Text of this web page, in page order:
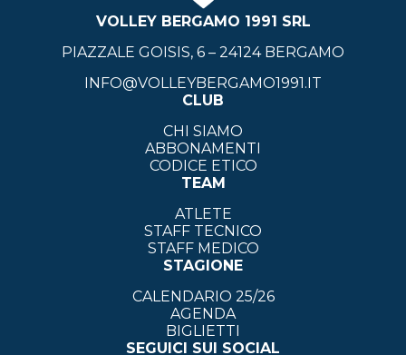
VOLLEY BERGAMO 1991 SRL
PIAZZALE GOISIS, 6 – 24124 BERGAMO
INFO@VOLLEYBERGAMO1991.IT
CLUB
CHI SIAMO
ABBONAMENTI
CODICE ETICO
TEAM
ATLETE
STAFF TECNICO
STAFF MEDICO
STAGIONE
CALENDARIO 25/26
AGENDA
BIGLIETTI
SEGUICI SUI SOCIAL